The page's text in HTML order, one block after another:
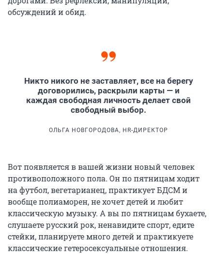
обсуждений и обид.
Никто никого не заставляет, все на берегу
договорились, раскрыли карты — и
каждая свободная личность делает свой
свободный выбор.
ОЛЬГА НОВГОРОДОВА, HR-ДИРЕКТОР
Вот появляется в вашей жизни новый человек
противоположного пола. Он по пятницам ходит
на футбол, вегетарианец, практикует БДСМ и
вообще полиаморен, не хочет детей и любит
классическую музыку. А вы по пятницам бухаете,
слушаете русский рок, ненавидите спорт, едите
стейки, планируете много детей и практикуете
классические гетеросексуальные отношения.